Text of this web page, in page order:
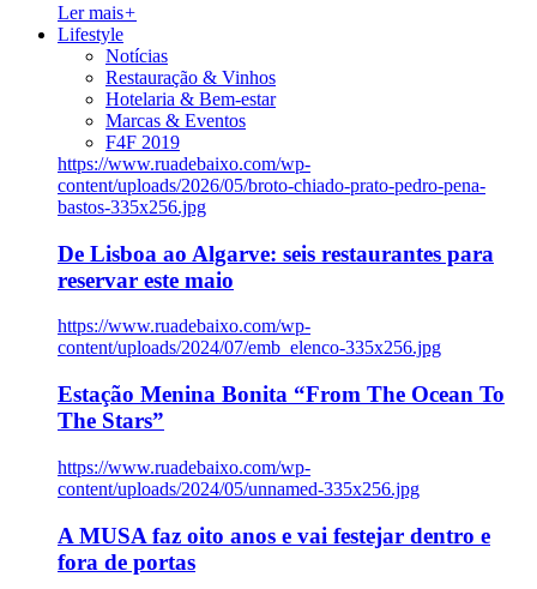
Ler mais+
Lifestyle
Notícias
Restauração & Vinhos
Hotelaria & Bem-estar
Marcas & Eventos
F4F 2019
https://www.ruadebaixo.com/wp-
content/uploads/2026/05/broto-chiado-prato-pedro-pena-
bastos-335x256.jpg
De Lisboa ao Algarve: seis restaurantes para
reservar este maio
https://www.ruadebaixo.com/wp-
content/uploads/2024/07/emb_elenco-335x256.jpg
Estação Menina Bonita “From The Ocean To
The Stars”
https://www.ruadebaixo.com/wp-
content/uploads/2024/05/unnamed-335x256.jpg
A MUSA faz oito anos e vai festejar dentro e
fora de portas